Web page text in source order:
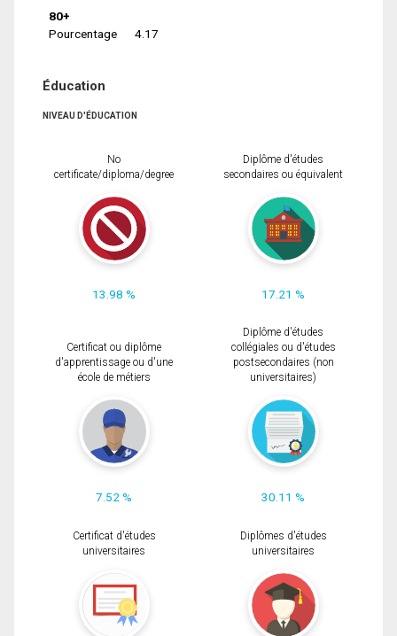
80+
Pourcentage
4.17
Éducation
NIVEAU D'ÉDUCATION
No
certificate/diploma/degree
13.98 %
Diplôme d'études
secondaires ou équivalent
17.21 %
Certificat ou diplôme
d'apprentissage ou d'une
école de métiers
7.52 %
Diplôme d'études
collégiales ou d'études
postsecondaires (non
universitaires)
30.11 %
Certificat d'études
universitaires
Diplômes d'études
universitaires